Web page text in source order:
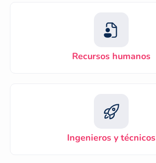
Recursos humanos
Ingenieros y técnicos